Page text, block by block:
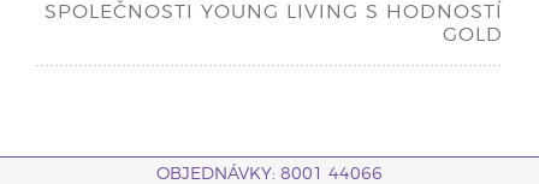
SPOLEČNOSTI YOUNG LIVING S HODNOSTÍ
GOLD
OBJEDNÁVKY: 8001 44066